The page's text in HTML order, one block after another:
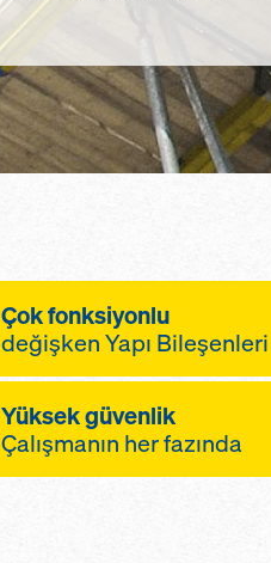
Çok fonksiyonlu
değişken Yapı Bileşenleri
bileşenlerin modüler
kalıbın çok yüksek yapı
iskeleler ve bina
Yüksek güvenlik
Çalışmanın her fazında